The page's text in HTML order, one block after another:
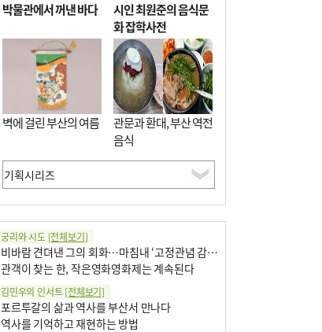
박물관에서 꺼낸 바다
벽에 걸린 부산의 여름
시인 최원준의 음식문
화 잡학사전
관문과 환대, 부산 역전
음식
궁리와 시도 [전체보기]
비바람 견뎌낸 그의 회화…마침내 ‘고정관념 감옥’서 해방
관객이 찾는 한, 작은영화영화제는 계속된다
김민우의 인서트[전체보기]
포르투갈의 삶과 역사를 부산서 만나다
역사를 기억하고 재현하는 방법